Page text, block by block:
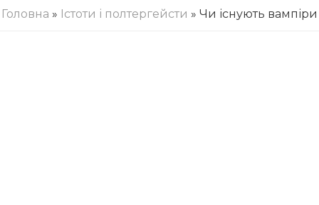
Головна » Істоти і полтергейсти » Чи існують вампіри